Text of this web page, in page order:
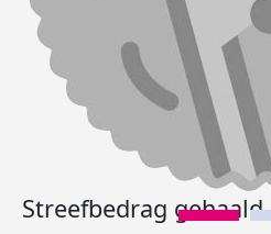
Streefbedrag gehaald.